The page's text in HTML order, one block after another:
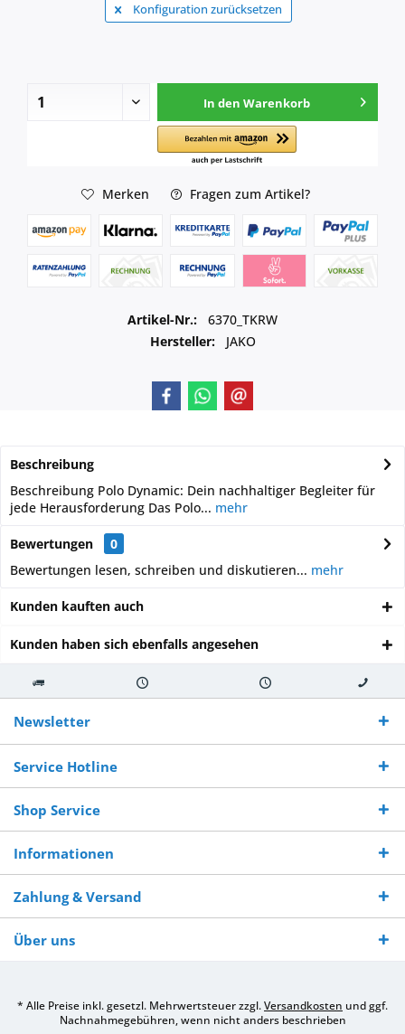
Konfiguration zurücksetzen
In den Warenkorb
Merken Fragen zum Artikel?
Artikel-Nr.:
6370_TKRW
Hersteller:
JAKO
Beschreibung
Beschreibung Polo Dynamic: Dein nachhaltiger Begleiter für
jede Herausforderung Das Polo... mehr
Bewertungen
0
Bewertungen lesen, schreiben und diskutieren... mehr
Kunden kauften auch
Kunden haben sich ebenfalls angesehen
Kostenloser
Versand ab €
250,-
Versand innerhalb von Versand von So erreichen
Sie uns 0160
970 511 90
Newsletter
Service Hotline
Shop Service
Informationen
Zahlung & Versand
Über uns
* Alle Preise inkl. gesetzl. Mehrwertsteuer zzgl.Versandkosten und ggf.
Nachnahmegebühren, wenn nicht anders beschrieben